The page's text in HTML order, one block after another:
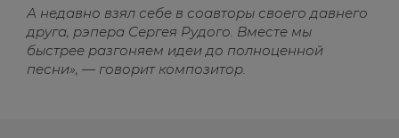
А недавно взял себе в соавторы своего давнего
друга, рэпера Сергея Рудого. Вместе мы
быстрее разгоняем идеи до полноценной
песни», — говорит композитор.